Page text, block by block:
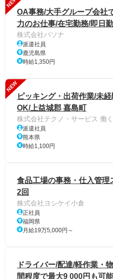
OA事務/大手グループ会社
力のお仕事/在宅勤務/即日
株式会社パソナ
派遣社員
鹿児島県
時給1,350円
NEW
ピッキング・出荷作業/未
OK/上益城郡 嘉島町
株式会社テクノ・サービス 働
派遣社員
熊本県
時給1,100円
食品工場の事務・仕入管理
2回
株式会社ヨシケイ小倉
正社員
福岡県
月給19万5,000円～
ドライバー/配達/軽作業・
間程度で最大9 000円も可